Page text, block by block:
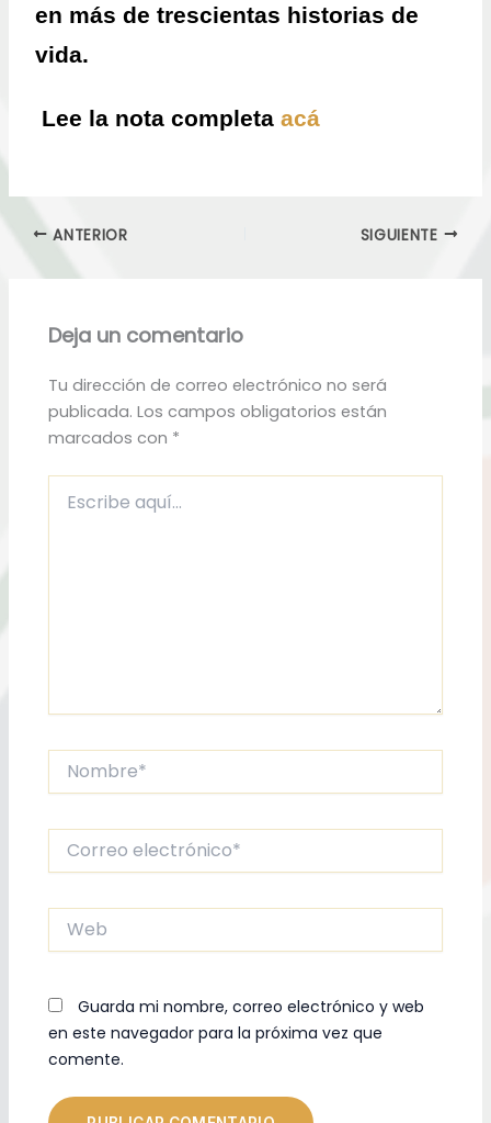
en más de trescientas historias de
vida.
Lee la nota completaacá
ANTERIOR SIGUIENTE
Deja un comentario
Tu dirección de correo electrónico no será
publicada. Los campos obligatorios están
marcados con *
aquí...
Nombre*
electrónico*
Guarda mi nombre, correo electrónico y web
en este navegador para la próxima vez que
comente.